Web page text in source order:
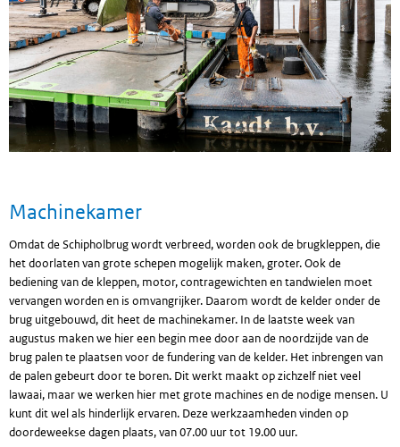
Machinekamer
Omdat de Schipholbrug wordt verbreed, worden ook de brugkleppen, die
het doorlaten van grote schepen mogelijk maken, groter. Ook de
bediening van de kleppen, motor, contragewichten en tandwielen moet
vervangen worden en is omvangrijker. Daarom wordt de kelder onder de
brug uitgebouwd, dit heet de machinekamer. In de laatste week van
augustus maken we hier een begin mee door aan de noordzijde van de
brug palen te plaatsen voor de fundering van de kelder. Het inbrengen van
de palen gebeurt door te boren. Dit werkt maakt op zichzelf niet veel
lawaai, maar we werken hier met grote machines en de nodige mensen. U
kunt dit wel als hinderlijk ervaren. Deze werkzaamheden vinden op
doordeweekse dagen plaats, van 07.00 uur tot 19.00 uur.